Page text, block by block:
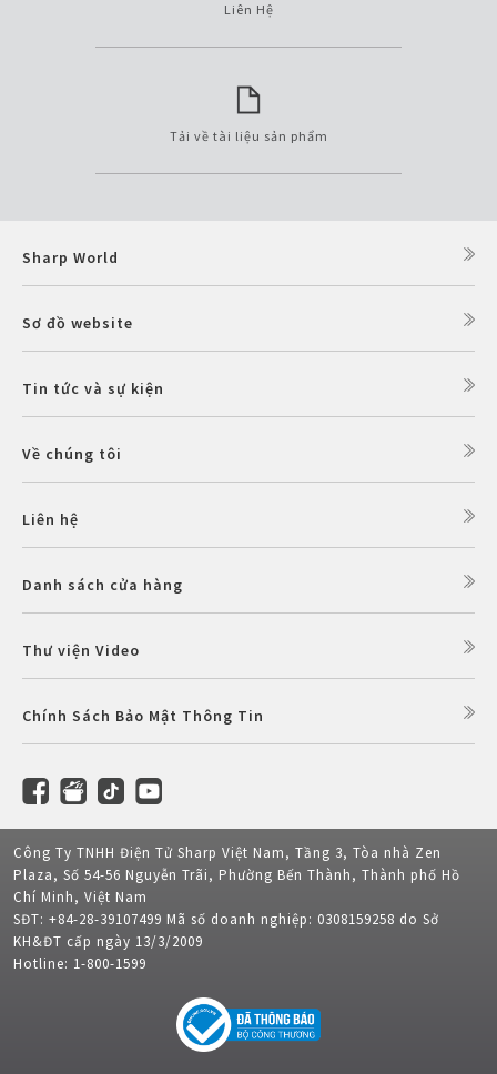
Liên Hệ
Tải về tài liệu sản phẩm
Sharp World
Sơ đồ website
Tin tức và sự kiện
Về chúng tôi
Liên hệ
Danh sách cửa hàng
Thư viện Video
Chính Sách Bảo Mật Thông Tin
Công Ty TNHH Điện Tử Sharp Việt Nam, Tầng 3, Tòa nhà Zen
Plaza, Số 54-56 Nguyễn Trãi, Phường Bến Thành, Thành phố Hồ
Chí Minh, Việt Nam
SĐT: +84-28-39107499 Mã số doanh nghiệp: 0308159258 do Sở
KH&ĐT cấp ngày 13/3/2009
Hotline: 1-800-1599